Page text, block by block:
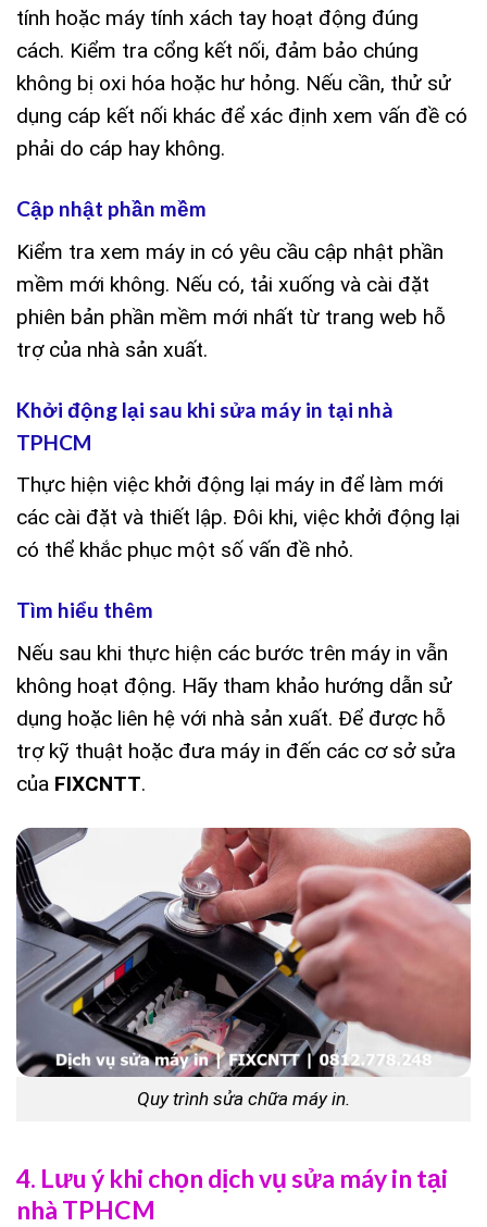
tính hoặc máy tính xách tay hoạt động đúng
cách. Kiểm tra cổng kết nối, đảm bảo chúng
không bị oxi hóa hoặc hư hỏng. Nếu cần, thử sử
dụng cáp kết nối khác để xác định xem vấn đề có
phải do cáp hay không.
Cập nhật phần mềm
Kiểm tra xem máy in có yêu cầu cập nhật phần
mềm mới không. Nếu có, tải xuống và cài đặt
phiên bản phần mềm mới nhất từ trang web hỗ
trợ của nhà sản xuất.
Khởi động lại sau khi sửa máy in tại nhà
TPHCM
Thực hiện việc khởi động lại máy in để làm mới
các cài đặt và thiết lập. Đôi khi, việc khởi động lại
có thể khắc phục một số vấn đề nhỏ.
Tìm hiểu thêm
Nếu sau khi thực hiện các bước trên máy in vẫn
không hoạt động. Hãy tham khảo hướng dẫn sử
dụng hoặc liên hệ với nhà sản xuất. Để được hỗ
trợ kỹ thuật hoặc đưa máy in đến các cơ sở sửa
của FIXCNTT.
Quy trình sửa chữa máy in.
4. Lưu ý khi chọn dịch vụ sửa máy in tại
nhà TPHCM